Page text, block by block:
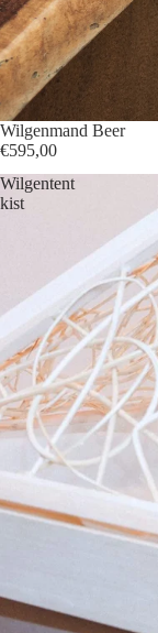
Wilgenmand Beer
€595,00
Wilgentent
kist